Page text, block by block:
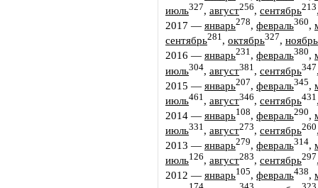
июль327, август256, сентябрь213
2017 — январь278, февраль360,
сентябрь281, октябрь327, ноябрь
2016 — январь231, февраль380,
июль304, август381 , сентябрь347
2015 — январь207, февраль345,
июль461 , август346, сентябрь431
2014 — январь108, февраль290,
июль331 , август273, сентябрь260
2013 — январь279, февраль314,
июль126, август283, сентябрь297
2012 — январь105, февраль438,